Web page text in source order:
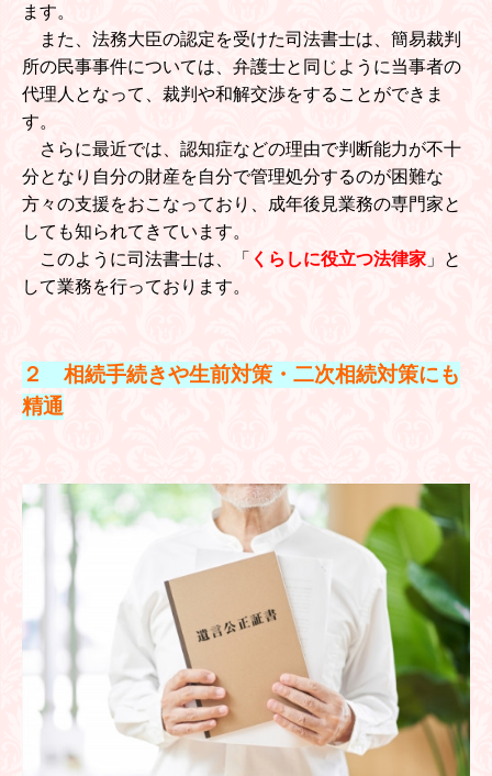
ます。
また、法務大臣の認定を受けた司法書士は、簡易裁判
所の民事事件については、弁護士と同じように当事者の
代理人となって、裁判や和解交渉をすることができま
す。
さらに最近では、認知症などの理由で判断能力が不十
分となり自分の財産を自分で管理処分するのが困難な
方々の支援をおこなっており、成年後見業務の専門家と
しても知られてきています。
このように司法書士は、「 くらしに役立つ法律家」と
して業務を行っております。
２ 相続手続きや生前対策・二次相続対策にも
精通